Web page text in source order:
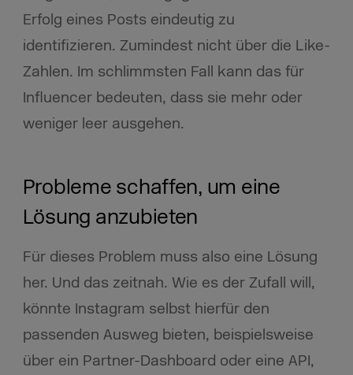
Erfolg eines Posts eindeutig zu
identifizieren. Zumindest nicht über die Like-
Zahlen. Im schlimmsten Fall kann das für
Influencer bedeuten, dass sie mehr oder
weniger leer ausgehen.
Probleme schaffen, um eine
Lösung anzubieten
Für dieses Problem muss also eine Lösung
her. Und das zeitnah. Wie es der Zufall will,
könnte Instagram selbst hierfür den
passenden Ausweg bieten, beispielsweise
über ein Partner-Dashboard oder eine API,